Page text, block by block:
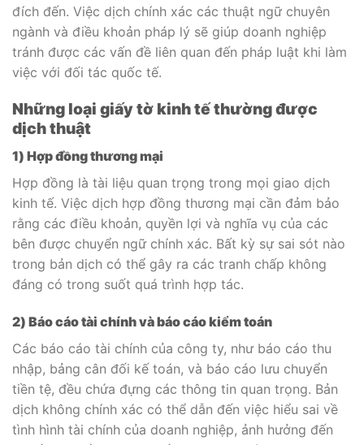
đích đến. Việc dịch chính xác các thuật ngữ chuyên
ngành và điều khoản pháp lý sẽ giúp doanh nghiệp
tránh được các vấn đề liên quan đến pháp luật khi làm
việc với đối tác quốc tế.
Những loại giấy tờ kinh tế thường được
dịch thuật
1) Hợp đồng thương mại
Hợp đồng là tài liệu quan trọng trong mọi giao dịch
kinh tế. Việc dịch hợp đồng thương mại cần đảm bảo
rằng các điều khoản, quyền lợi và nghĩa vụ của các
bên được chuyển ngữ chính xác. Bất kỳ sự sai sót nào
trong bản dịch có thể gây ra các tranh chấp không
đáng có trong suốt quá trình hợp tác.
2) Báo cáo tài chính và báo cáo kiểm toán
Các báo cáo tài chính của công ty, như báo cáo thu
nhập, bảng cân đối kế toán, và báo cáo lưu chuyển
tiền tệ, đều chứa đựng các thông tin quan trọng. Bản
dịch không chính xác có thể dẫn đến việc hiểu sai về
tình hình tài chính của doanh nghiệp, ảnh hưởng đến